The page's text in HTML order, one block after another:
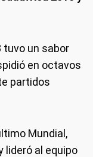
tuvo un sabor
en octavos
partidos
Mundial,
lideró al equipo